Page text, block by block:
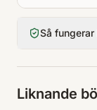
Så
Liknande